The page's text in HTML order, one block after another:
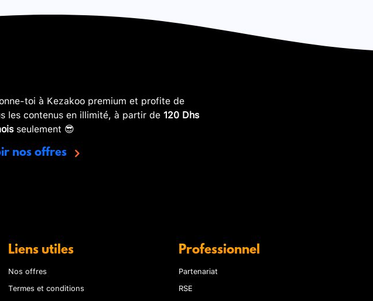
toi à Kezakoo premium et profite de
les contenus en illimité, à partir de 120 Dhs
seulement 😎
nos offres
Liens utiles
Nos offres
Termes et conditions
Professionnel
Partenariat
RSE